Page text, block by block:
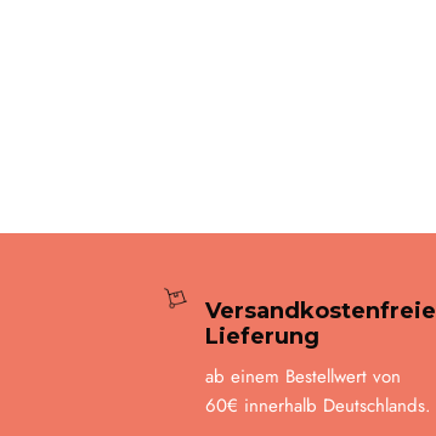
Versandkostenfreie
Lieferung
ab einem Bestellwert von
60€ innerhalb Deutschlands.